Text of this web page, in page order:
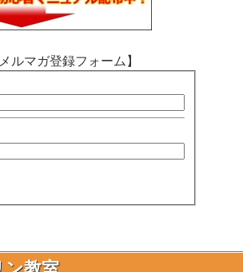
ルマガ登録フォーム】